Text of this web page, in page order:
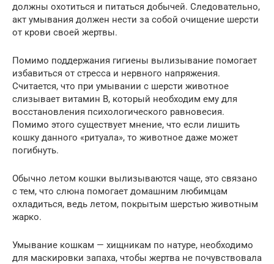
должны охотиться и питаться добычей. Следовательно,
акт умывания должен нести за собой очищение шерсти
от крови своей жертвы.
Помимо поддержания гигиены вылизывание помогает
избавиться от стресса и нервного напряжения.
Считается, что при умывании с шерсти животное
слизывает витамин В, который необходим ему для
восстановления психологического равновесия.
Помимо этого существует мнение, что если лишить
кошку данного «ритуала», то животное даже может
погибнуть.
Обычно летом кошки вылизываются чаще, это связано
с тем, что слюна помогает домашним любимцам
охладиться, ведь летом, покрытым шерстью животным
жарко.
Умывание кошкам — хищникам по натуре, необходимо
для маскировки запаха, чтобы жертва не почувствовала